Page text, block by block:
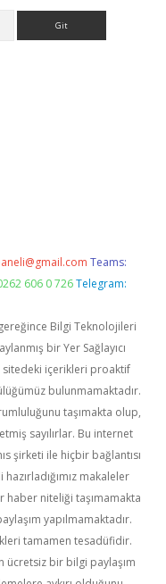
Teams:
606 0 726 Telegram:
Bilgi Teknolojileri
bir Yer Sağlayıcı
içerikleri proaktif
bulunmamaktadır.
taşımakta olup,
sayılırlar. Bu internet
şirketi ile hiçbir bağlantısı
makaleler
haber niteliği taşımamakta
yapılmamaktadır.
tamamen tesadüfidir.
ücretsiz bir bilgi paylaşım